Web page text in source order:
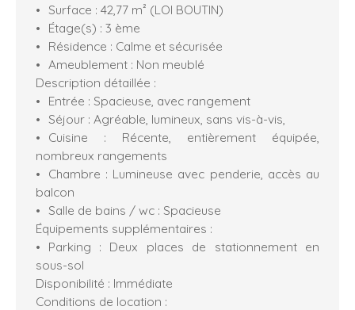
Surface : 42,77 m² (LOI BOUTIN)
Étage(s) : 3 ème
Résidence : Calme et sécurisée
Ameublement : Non meublé
Description détaillée :
Entrée : Spacieuse, avec rangement
Séjour : Agréable, lumineux, sans vis-à-vis,
Cuisine : Récente, entièrement équipée,
nombreux rangements
Chambre : Lumineuse avec penderie, accès au
balcon
Salle de bains / wc : Spacieuse
Équipements supplémentaires :
Parking : Deux places de stationnement en
sous-sol
Disponibilité : Immédiate
Conditions de location :